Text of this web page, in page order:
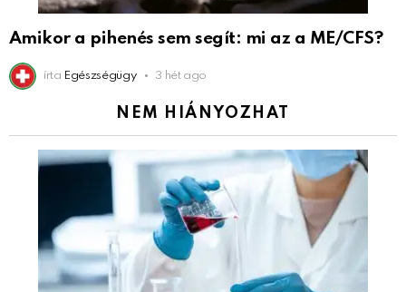
Amikor a pihenés sem segít: mi az a ME/CFS?
írta Egészségügy 3 hét ago
NEM HIÁNYOZHAT